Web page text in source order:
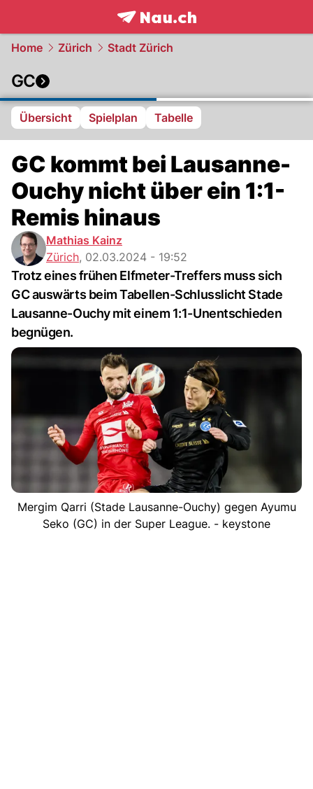
frontpage.NAU.ch
Home Zürich Stadt Zürich
GC
Übersicht Spielplan Tabelle
GC kommt bei Lausanne-
Ouchy nicht über ein 1:1-
Remis hinaus
Mathias Kainz
Zürich, 02.03.2024 - 19:52
Trotz eines frühen Elfmeter-Treffers muss sich
GC auswärts beim Tabellen-Schlusslicht Stade
Lausanne-Ouchy mit einem 1:1-Unentschieden
begnügen.
Mergim Qarri (Stade Lausanne-Ouchy) gegen Ayumu
Seko (GC) in der Super League. - keystone